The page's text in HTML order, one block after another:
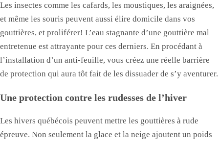
Les insectes comme les cafards, les moustiques, les araignées,
et même les souris peuvent aussi élire domicile dans vos
gouttières, et proliférer! L’eau stagnante d’une gouttière mal
entretenue est attrayante pour ces derniers. En procédant à
l’installation d’un anti-feuille, vous créez une réelle barrière
de protection qui aura tôt fait de les dissuader de s’y aventurer.
Une protection contre les rudesses de l’hiver
Les hivers québécois peuvent mettre les gouttières à rude
épreuve. Non seulement la glace et la neige ajoutent un poids